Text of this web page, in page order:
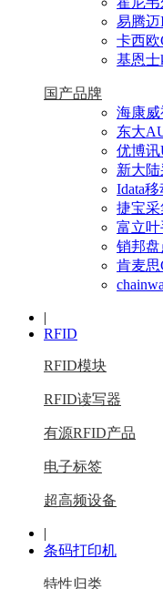
易腾迈
卡西欧
基恩士
国产品牌
海康
东大
优博讯
新大
Idata
捷宝采
富立叶
销邦
肯麦思
|
RFID
RFID模块
RFID读写器
有源RFID产品
电子标签
超高频设备
|
条码打印机
特性归类